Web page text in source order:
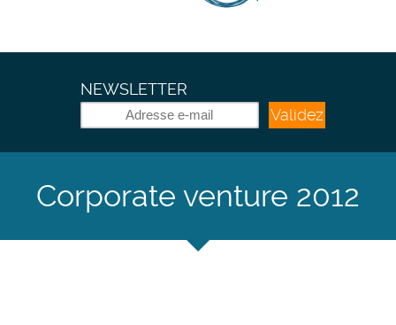
NEWSLETTER
Validez
Corporate venture 2012